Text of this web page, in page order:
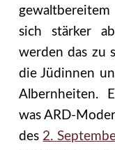
sich stärker
werden das zu
die Jüdinnen
Albernheiten.
was ARD-
des 2.